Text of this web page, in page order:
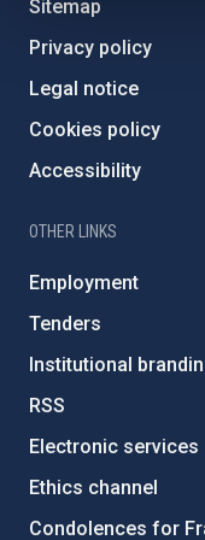
Sitemap
Privacy policy
Legal notice
Cookies policy
Accessibility
OTHER LINKS
Employment
Tenders
Institutional
RSS
Electronic services
Ethics channel
Condolences for